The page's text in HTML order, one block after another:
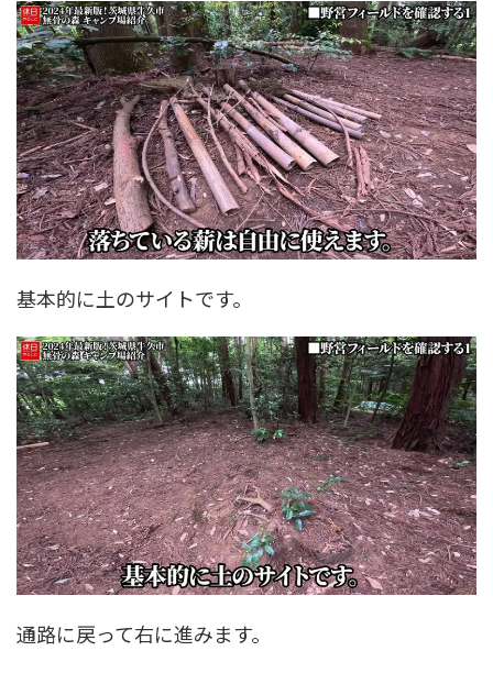
基本的に土のサイトです。
通路に戻って右に進みます。